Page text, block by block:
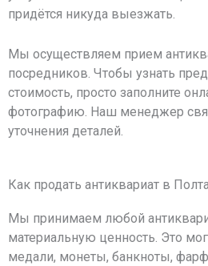
придётся никуда выезжать.
Мы осуществляем прием
посредников. Чтобы узнать
стоимость, просто заполните
фотографию. Наш менеджер
уточнения деталей.
Как продать антиквариат в
Мы принимаем любой
материальную ценность. Это
медали, монеты, банкноты,